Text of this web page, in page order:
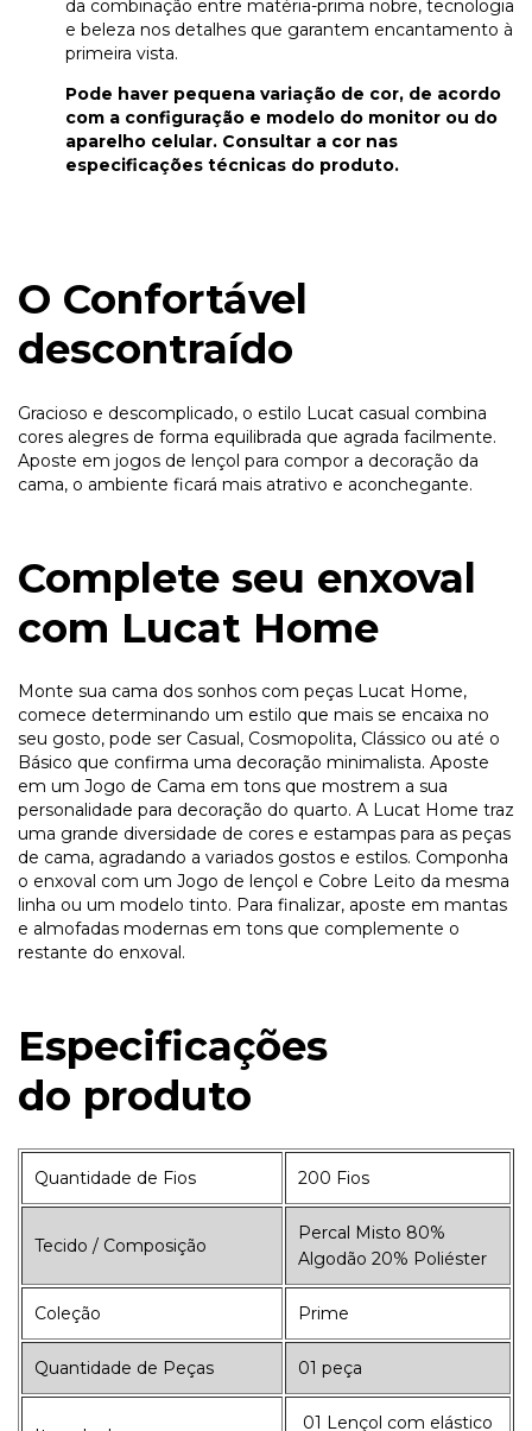
da combinação entre matéria-prima nobre, tecnologia
e beleza nos detalhes que garantem encantamento à
primeira vista.
Pode haver pequena variação de cor, de acordo
com a configuração e modelo do monitor ou do
aparelho celular. Consultar a cor nas
especificações técnicas do produto.
O Confortável
descontraído
Gracioso e descomplicado, o estilo Lucat casual combina
cores alegres de forma equilibrada que agrada facilmente.
Aposte em jogos de lençol para compor a decoração da
cama, o ambiente ficará mais atrativo e aconchegante.
Complete seu enxoval
com Lucat Home
Monte sua cama dos sonhos com peças Lucat Home,
comece determinando um estilo que mais se encaixa no
seu gosto, pode ser Casual, Cosmopolita, Clássico ou até o
Básico que confirma uma decoração minimalista. Aposte
em um Jogo de Cama em tons que mostrem a sua
personalidade para decoração do quarto. A Lucat Home traz
uma grande diversidade de cores e estampas para as peças
de cama, agradando a variados gostos e estilos. Componha
o enxoval com um Jogo de lençol e Cobre Leito da mesma
linha ou um modelo tinto. Para finalizar, aposte em mantas
e almofadas modernas em tons que complemente o
restante do enxoval.
Especificações
do produto
Quantidade de Fios 200 Fios
Tecido / Composição
Percal Misto 80%
Algodão 20% Poliéster
Coleção Prime
Quantidade de Peças 01 peça
01 Lençol com elástico